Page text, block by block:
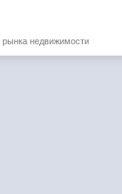
рынка недвижимости